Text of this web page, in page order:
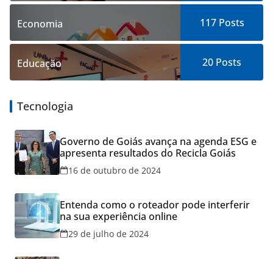
Economia 117Posts
Educação 20 Posts
Tecnologia
Governo de Goiás avança na agenda ESG e
apresenta resultados do Recicla Goiás
16 de outubro de 2024
Entenda como o roteador pode interferir
na sua experiência online
29 de julho de 2024